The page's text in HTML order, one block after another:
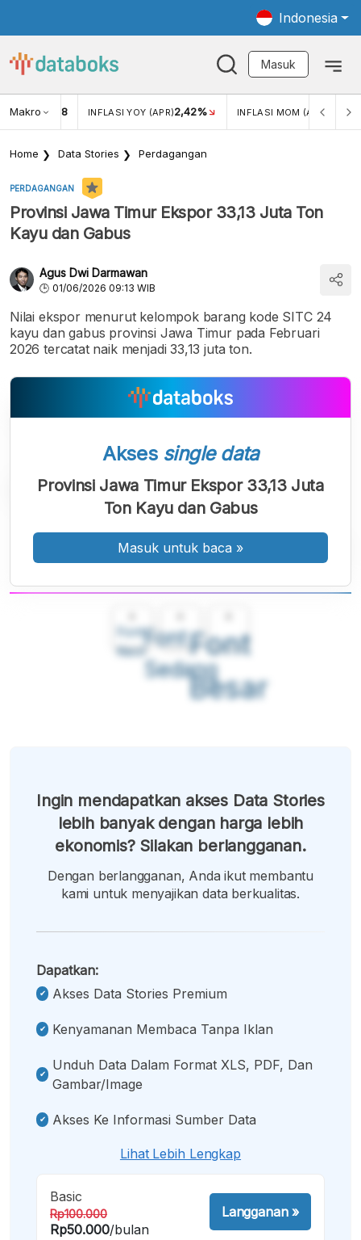
Indonesia
Masuk
Makro
USD/IDR 18 INFLASI YOY (APR)2,42% INFLASI MOM (APR) 0,13%
Home Data Stories Perdagangan
PERDAGANGAN
Provinsi Jawa Timur Ekspor 33,13 Juta Ton
Kayu dan Gabus
Agus Dwi Darmawan
01/06/2026 09:13 WIB
Nilai ekspor menurut kelompok barang kode SITC 24
kayu dan gabus provinsi Jawa Timur pada Februari
2026 tercatat naik menjadi 33,13 juta ton.
Font
Kecil
Font
Sedang
Font
Besar
Akses single data
Provinsi Jawa Timur Ekspor 33,13 Juta
Ton Kayu dan Gabus
Masuk untuk baca »
Ingin mendapatkan akses Data Stories
lebih banyak dengan harga lebih
ekonomis? Silakan berlangganan.
Dengan berlangganan, Anda ikut membantu
kami untuk menyajikan data berkualitas.
Dapatkan:
Akses Data Stories Premium
Kenyamanan Membaca Tanpa Iklan
Unduh Data Dalam Format XLS, PDF, Dan
Gambar/image
Akses Ke Informasi Sumber Data
Lihat Lebih Lengkap
Basic
Rp100.000
Rp50.000/bulan
Langganan»